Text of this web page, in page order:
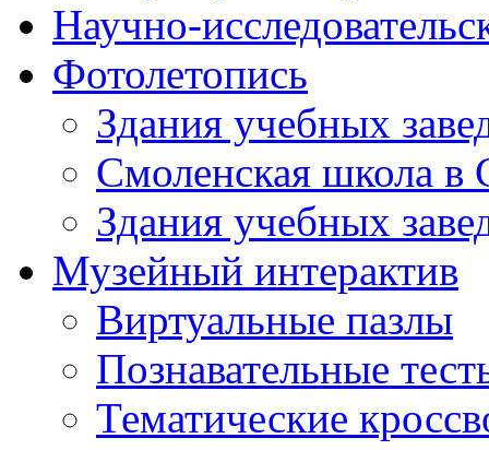
Научно-
Фотолетопись
Здания учебных
Смоленская школа в
Здания учебных
Музейный интерактив
Виртуальные пазлы
Познавательные
Тематические